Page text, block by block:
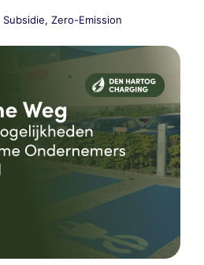
Subsidie, Zero-Emission